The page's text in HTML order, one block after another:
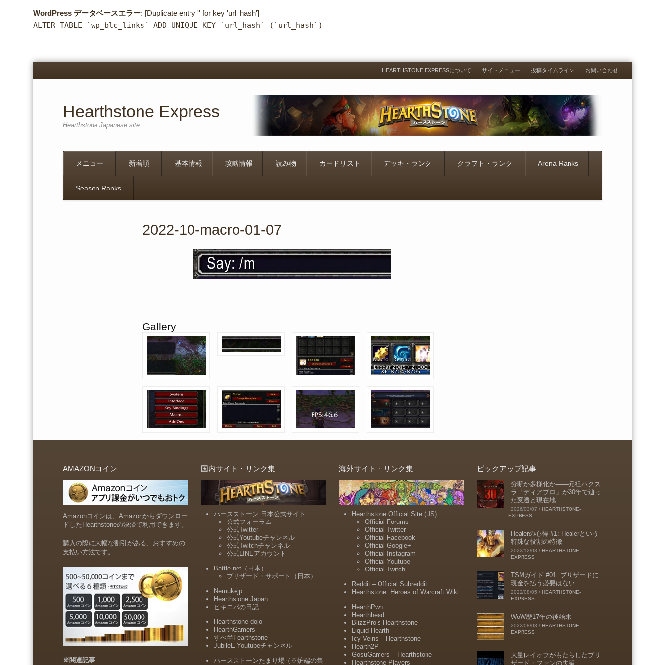
WordPress データベースエラー: [Duplicate entry '' for key 'url_hash']
ALTER TABLE `wp_blc_links` ADD UNIQUE KEY `url_hash` (`url_hash`)
Menu
Skip
to
HEARTHSTONE EXPRESSについて サイトメニュー 投稿タイムライン お問い合わせ
Hearthstone Express
Hearthstone Japanese site
メニュー 新着順 基本情報 攻略情報 読み物 カードリスト デッキ・ランク クラフト・ランク Arena Ranks
Season Ranks
2022-10-macro-01-07
Gallery
AMAZONコイン
Amazonコインは、Amazonからダウンロー
ドしたHearthstoneの決済で利用できます。
購入の際に大幅な割引がある、おすすめの
支払い方法です。
※関連記事
国内サイト・リンク集
ハースストーン 日本公式サイト
公式フォーラム
公式Twitter
公式Youtubeチャンネル
公式Twitchチャンネル
公式LINEアカウント
Battle.net（日本）
ブリザード・サポート（日本）
Nemukejp
Hearthstone Japan
ヒキニパの日記
Hearthstone dojo
HearthGamers
すべ半Hearthstone
JubileE Youtubeチャンネル
ハースストーンたまり場（※炉端の集
海外サイト・リンク集
Hearthstone Official Site (US)
Official Forums
Official Twitter
Official Facebook
Official Google+
Official Instagram
Official Youtube
Official Twitch
Reddit – Official Subreddit
Hearthstone: Heroes of Warcraft Wiki
HearthPwn
Hearthhead
BlizzPro’s Hearthstone
Liquid Hearth
Icy Veins – Hearthstone
Hearth2P
GosuGamers – Hearthstone
Hearthstone Players
ピックアップ記事
分断か多様化か――元祖ハクス
ラ「ディアブロ」が30年で辿っ
た変遷と現在地
2026/03/07 / HEARTHSTONE-
EXPRESS
Healerの心得 #1: Healerという
特殊な役割の特徴
2022/12/03 / HEARTHSTONE-
EXPRESS
TSMガイド #01: ブリザードに
現金を払う必要はない
2022/08/05 / HEARTHSTONE-
EXPRESS
WoW歴17年の後始末
2022/08/03 / HEARTHSTONE-
EXPRESS
大量レイオフがもたらしたブリ
ザード・ファンの失望